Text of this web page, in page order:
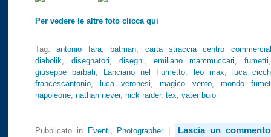
Per vedere le altre foto clicca qui
Tag:antonio fara, batman
carta straccia centro
diabolik
disegnatori disegni emiliano mammuccari ,fumetti
giuseppe barbati
Lanciano nel Fumetto leo max
luca
francescantonio
luca veronesi ,magico vento, mondo
napoleone nathan never, nick raider, tex vater buio
Pubblicato in Eventi Photographer| Lascia un